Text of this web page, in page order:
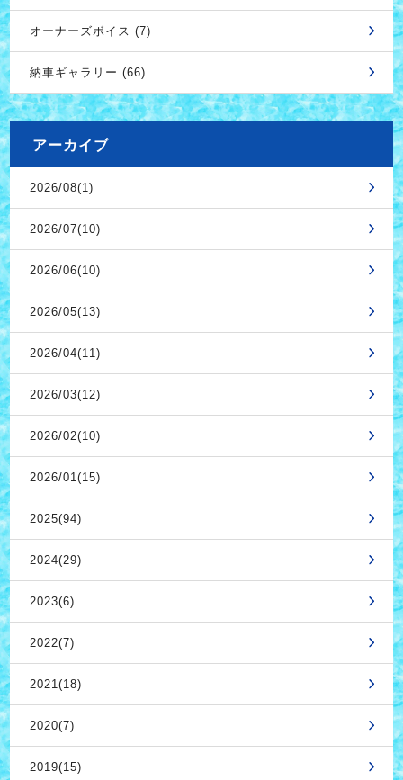
オーナーズボイス (7)
納車ギャラリー (66)
アーカイブ
2026/08(1)
2026/07(10)
2026/06(10)
2026/05(13)
2026/04(11)
2026/03(12)
2026/02(10)
2026/01(15)
2025(94)
2024(29)
2023(6)
2022(7)
2021(18)
2020(7)
2019(15)